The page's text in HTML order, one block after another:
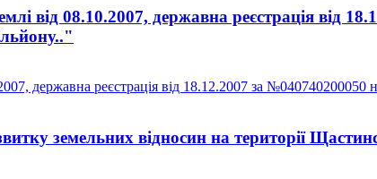
від 08.10.2007, державна реєстрація від
державна реєстрація від 18.12.2007 за №040740200050
земельних відносин на території